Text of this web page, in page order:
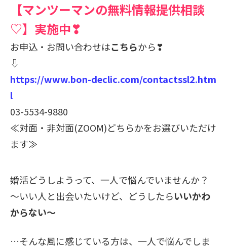
【マンツーマンの無料情報提供相談
♡】実施中❣
お申込・お問い合わせはこちらから❣
⇩
https://www.bon-declic.com/contactssl2.htm
l
03-5534-9880
≪対面・非対面(ZOOM)どちらかをお選びいただけ
ます≫
婚活どうしようって、一人で悩んでいませんか？
～いい人と出会いたいけど、どうしたらいいかわ
からない～
…そんな風に感じている方は、一人で悩んでしま